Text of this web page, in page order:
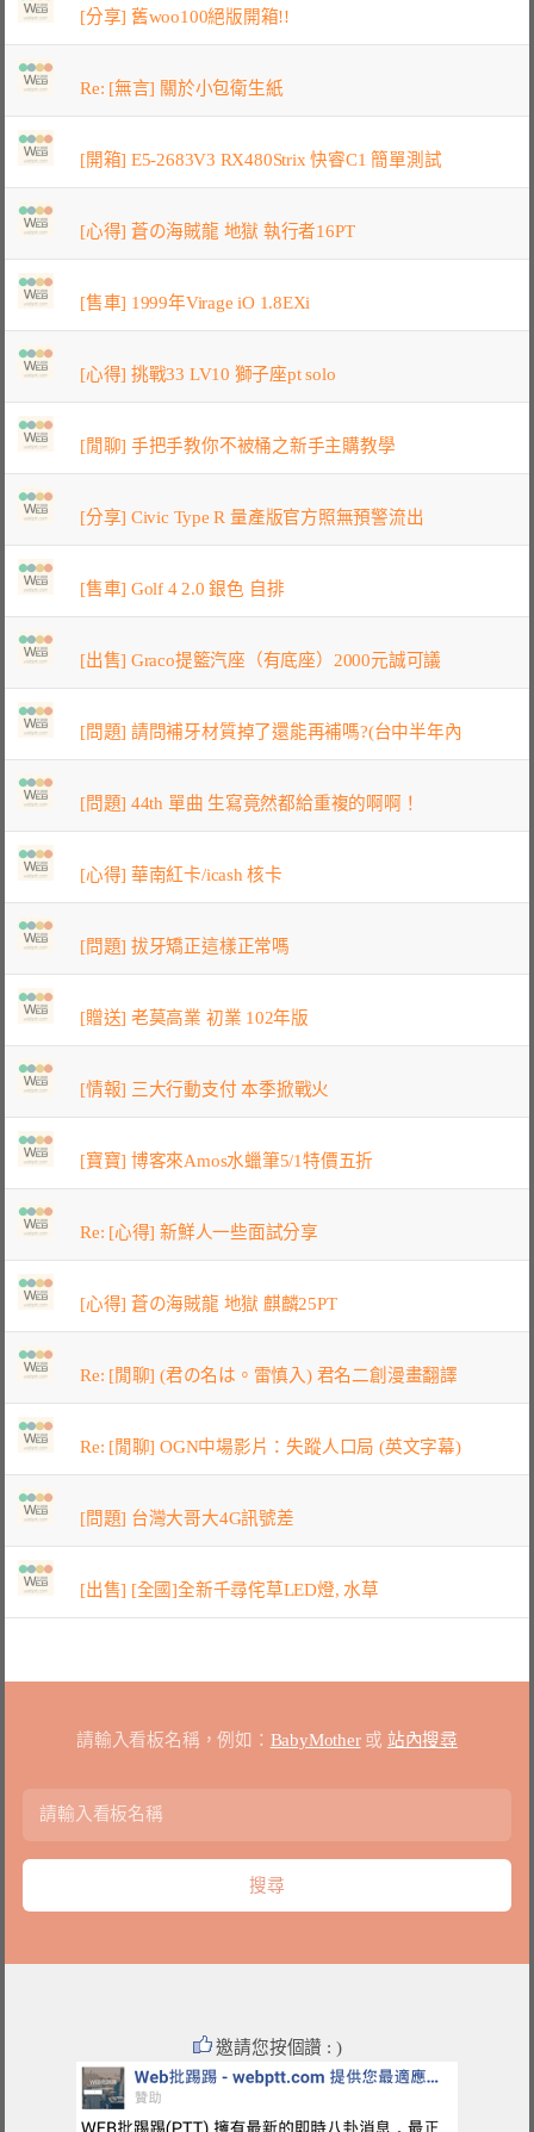
[分享] 舊woo100絕版開箱!!
Re: [無言] 關於小包衛生紙
[開箱] E5-2683V3 RX480Strix 快睿C1 簡單測試
[心得] 蒼の海賊龍 地獄 執行者16PT
[售車] 1999年Virage iO 1.8EXi
[心得] 挑戰33 LV10 獅子座pt solo
[閒聊] 手把手教你不被桶之新手主購教學
[分享] Civic Type R 量產版官方照無預警流出
[售車] Golf 4 2.0 銀色 自排
[出售] Graco提籃汽座（有底座）2000元誠可議
[問題] 請問補牙材質掉了還能再補嗎?(台中半年內
[問題] 44th 單曲 生寫竟然都給重複的啊啊！
[心得] 華南紅卡/icash 核卡
[問題] 拔牙矯正這樣正常嗎
[贈送] 老莫高業 初業 102年版
[情報] 三大行動支付 本季掀戰火
[寶寶] 博客來Amos水蠟筆5/1特價五折
Re: [心得] 新鮮人一些面試分享
[心得] 蒼の海賊龍 地獄 麒麟25PT
Re: [閒聊] (君の名は。雷慎入) 君名二創漫畫翻譯
Re: [閒聊] OGN中場影片：失蹤人口局 (英文字幕)
[問題] 台灣大哥大4G訊號差
[出售] [全國]全新千尋侘草LED燈, 水草
請輸入看板名稱，例如： BabyMother或 站內搜尋
邀請您按個讚 : )